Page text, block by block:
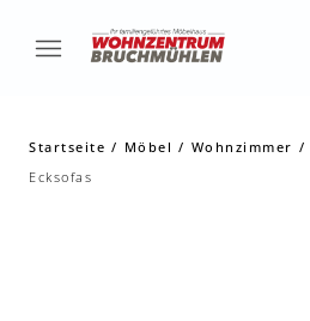
Startseite Möbel Wohnzimmer
Ecksofas